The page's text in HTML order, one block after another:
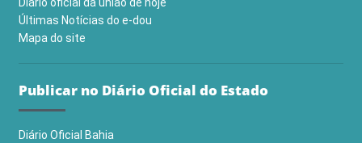
Últimas Notícias do e-dou
Mapa do site
Publicar no Diário Oficial do Estado
Diário Oficial Bahia